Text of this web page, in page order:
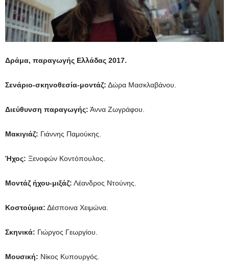
Δράμα, παραγωγής Ελλάδας 2017.
Σενάριο-σκηνοθεσία-μοντάζ: Δώρα Μασκλαβάνου.
Διεύθυνση παραγωγής: Άννα Ζωγράφου.
Μακιγιάζ: Γιάννης Παμούκης.
Ήχος: Ξενοφών Κοντόπουλος.
Μοντάζ ήχου-μιξάζ: Λέανδρος Ντούνης.
Κοστούμια: Δέσποινα Χειμώνα.
Σκηνικά: Γιώργος Γεωργίου.
Μουσική: Νίκος Κυπουργός.